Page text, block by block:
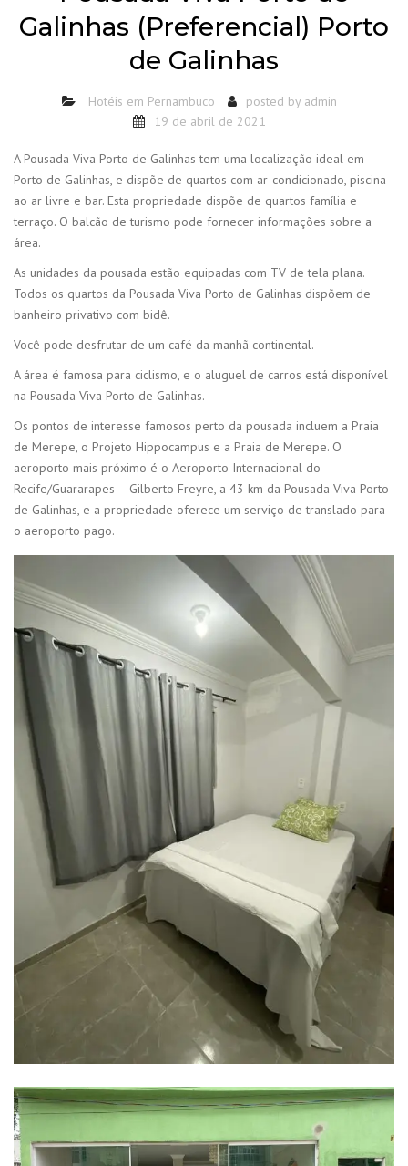
Galinhas (Preferencial) Porto
de Galinhas
Hotéis em Pernambuco posted by admin
19 de abril de 2021
A Pousada Viva Porto de Galinhas tem uma localização ideal em
Porto de Galinhas, e dispõe de quartos com ar-condicionado, piscina
ao ar livre e bar. Esta propriedade dispõe de quartos família e
terraço. O balcão de turismo pode fornecer informações sobre a
área.
As unidades da pousada estão equipadas com TV de tela plana.
Todos os quartos da Pousada Viva Porto de Galinhas dispõem de
banheiro privativo com bidê.
Você pode desfrutar de um café da manhã continental.
A área é famosa para ciclismo, e o aluguel de carros está disponível
na Pousada Viva Porto de Galinhas.
Os pontos de interesse famosos perto da pousada incluem a Praia
de Merepe, o Projeto Hippocampus e a Praia de Merepe. O
aeroporto mais próximo é o Aeroporto Internacional do
Recife/Guararapes – Gilberto Freyre, a 43 km da Pousada Viva Porto
de Galinhas, e a propriedade oferece um serviço de translado para
o aeroporto pago.